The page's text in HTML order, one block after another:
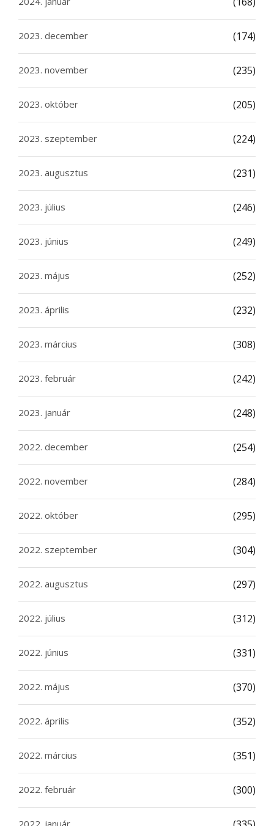
2023. december (174)
2023. november (235)
2023. október (205)
2023. szeptember (224)
2023. augusztus (231)
2023. július (246)
2023. június (249)
2023. május (252)
2023. április (232)
2023. március (308)
2023. február (242)
2023. január (248)
2022. december (254)
2022. november (284)
2022. október (295)
2022. szeptember (304)
2022. augusztus (297)
2022. július (312)
2022. június (331)
2022. május (370)
2022. április (352)
2022. március (351)
2022. február (300)